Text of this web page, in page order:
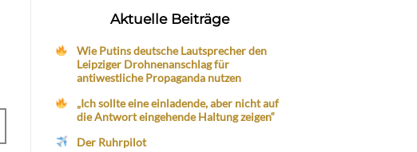
Aktuelle Beiträge
Wie Putins deutsche Lautsprecher den
Leipziger Drohnenanschlag für
antiwestliche Propaganda nutzen
„Ich sollte eine einladende, aber nicht auf
die Antwort eingehende Haltung zeigen“
Der Ruhrpilot